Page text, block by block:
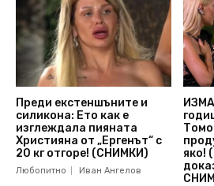
Преди екстеншъните и
силикона: Ето как е
изглеждала пияната
Християна от „Ергенът“ с
20 кг отгоре! (СНИМКИ)
Любопитно Иван Ангелов
яко!